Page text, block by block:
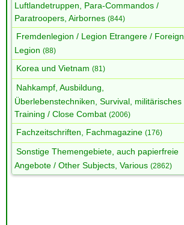
Luftlandetruppen, Para-Commandos /
Paratroopers, Airbornes (844)
Fremdenlegion / Legion Etrangere / Foreign
Legion (88)
Korea und Vietnam (81)
Nahkampf, Ausbildung,
Überlebenstechniken, Survival, militärisches
Training / Close Combat (2006)
Fachzeitschriften, Fachmagazine (176)
Sonstige Themengebiete, auch papierfreie
Angebote / Other Subjects, Various (2862)